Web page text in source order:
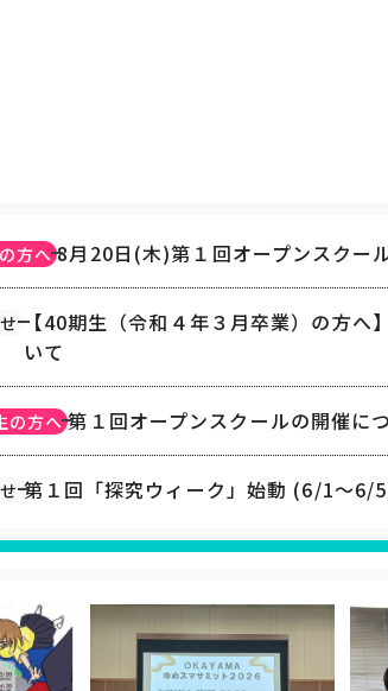
方へ 8月20日(木)第１回オープンスクー
【40期生（令和４年３月卒業）の方へ
いて
の方へ 第１回オープンスクールの開催に
第１回「探究ウィーク」始動 (6/1〜6/